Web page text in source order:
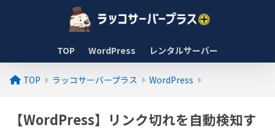
TOP WordPress レンタルサーバー
TOP ラッコサーバープラス WordPress
【WordPress】リンク切れを自動検知す